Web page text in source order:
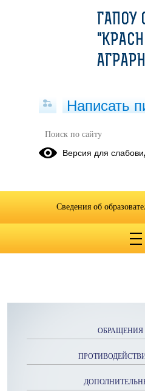
РАСПИСАНИЕ
01.09.2022
ОБРАЩЕНИЯ
ГАПОУ
Написать
Версия для
Сведения об